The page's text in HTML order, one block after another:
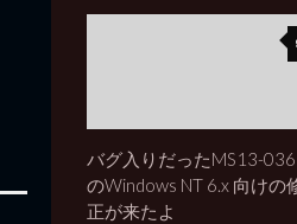
バグ入りだったMS13-036
のWindows NT 6.x 向けの
正が来たよ